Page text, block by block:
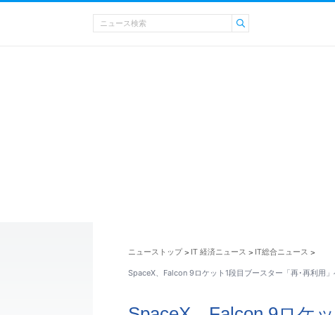
ニューストップ > IT 経済ニュース > IT総合ニュース >
SpaceX、Falcon 9ロケット1段目ブースター「再･再利用